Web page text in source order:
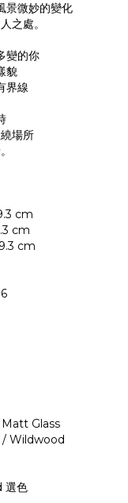
景微妙的變化
之處。
變的你
貌
界線
場所
cm
cm
cm
Glass
/ Wildwood
選色